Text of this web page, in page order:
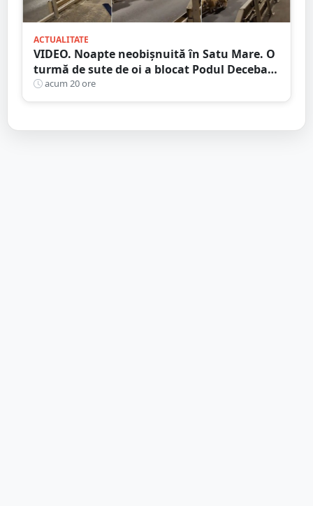
ACTUALITATE
VIDEO. Noapte neobișnuită în Satu Mare. O
turmă de sute de oi a blocat Podul Decebal.
Gest de apreciat al ciobanului
acum 20 ore